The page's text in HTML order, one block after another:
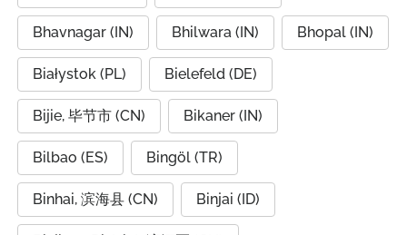
Bhavnagar (IN) Bhilwara (IN) Bhopal (IN)
Białystok (PL) Bielefeld (DE)
Bijie, 毕节市 (CN) Bikaner (IN)
Bilbao (ES) Bingöl (TR)
Binhai, 滨海县 (CN) Binjai (ID)